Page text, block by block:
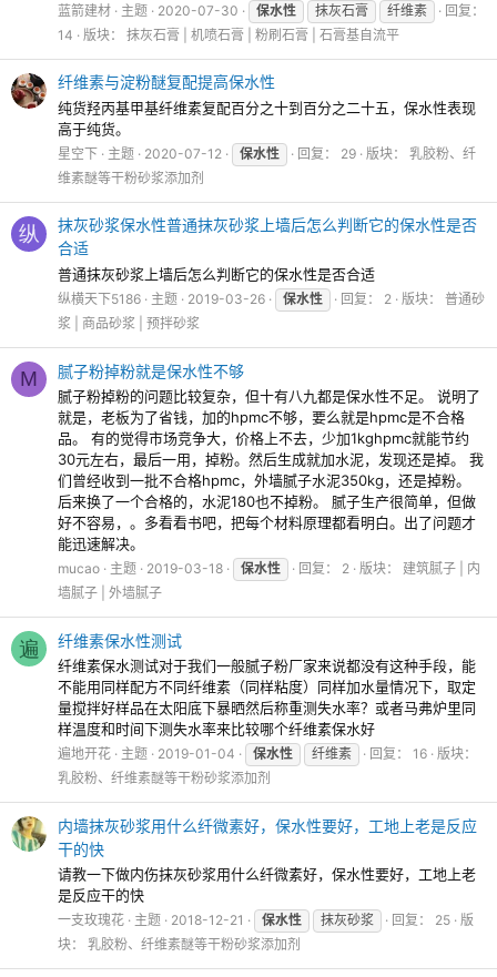
蓝箭建材 主题 2020-07-30 保水性 抹灰石膏 纤维素
回复：
14
版块： 抹灰石膏 | 机喷石膏 | 粉刷石膏 | 石膏基自流平
纤维素与淀粉醚复配提高保水性
纯货羟丙基甲基纤维素复配百分之十到百分之二十五，保水性表现
高于纯货。
星空下 主题 2020-07-12 保水性 回复： 29 版块： 乳胶粉、纤
维素醚等干粉砂浆添加剂
纵
抹灰砂浆保水性普通抹灰砂浆上墙后怎么判断它的保水性是否
合适
普通抹灰砂浆上墙后怎么判断它的保水性是否合适
纵横天下5186 主题 2019-03-26 保水性 回复： 2 版块： 普通砂
浆 | 商品砂浆 | 预拌砂浆
M 腻子粉掉粉就是保水性不够
腻子粉掉粉的问题比较复杂，但十有八九都是保水性不足。 说明了
就是，老板为了省钱，加的hpmc不够，要么就是hpmc是不合格
品。 有的觉得市场竞争大，价格上不去，少加1kghpmc就能节约
30元左右，最后一用，掉粉。然后生成就加水泥，发现还是掉。 我
们曾经收到一批不合格hpmc，外墙腻子水泥350kg，还是掉粉。
后来换了一个合格的，水泥180也不掉粉。 腻子生产很简单，但做
好不容易，。多看看书吧，把每个材料原理都看明白。出了问题才
能迅速解决。
mucao 主题 2019-03-18 保水性 回复： 2 版块： 建筑腻子 | 内
墙腻子 | 外墙腻子
遍 纤维素保水性测试
纤维素保水测试对于我们一般腻子粉厂家来说都没有这种手段，能
不能用同样配方不同纤维素（同样粘度）同样加水量情况下，取定
量搅拌好样品在太阳底下暴晒然后称重测失水率？或者马弗炉里同
样温度和时间下测失水率来比较哪个纤维素保水好
遍地开花 主题 2019-01-04 保水性 纤维素 回复： 16 版块：
乳胶粉、纤维素醚等干粉砂浆添加剂
内墙抹灰砂浆用什么纤微素好，保水性要好，工地上老是反应
干的快
请教一下做内伤抹灰砂浆用什么纤微素好，保水性要好，工地上老
是反应干的快
一支玫瑰花 主题 2018-12-21 保水性 抹灰砂浆 回复： 25 版
块： 乳胶粉、纤维素醚等干粉砂浆添加剂